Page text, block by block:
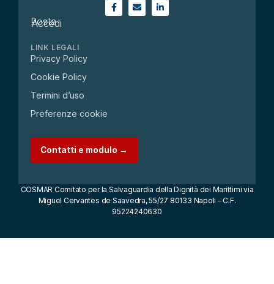
Posta
Accedi
LINK LEGALI
Privacy Policy
Cookie Policy
Termini d’uso
Preferenze cookie
Contatti e modulo →
COSMAR Comitato per la Salvaguardia della Dignità dei Marittimi via
Miguel Cervantes de Saavedra, 55/27 80133 Napoli – C.F.
95224240630